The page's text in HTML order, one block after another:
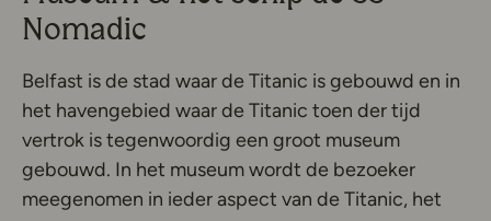
Nomadic
Belfast is de stad waar de Titanic is gebouwd en in
het havengebied waar de Titanic toen der tijd
vertrok is tegenwoordig een groot museum
gebouwd. In het museum wordt de bezoeker
meegenomen in ieder aspect van de Titanic, het